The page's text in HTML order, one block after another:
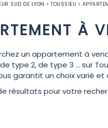
SUD DE LYON > TOUSSIEU >
À
un appartement à
type 2, de type 3 ... sur
garantit un choix varié
résultats pour votre